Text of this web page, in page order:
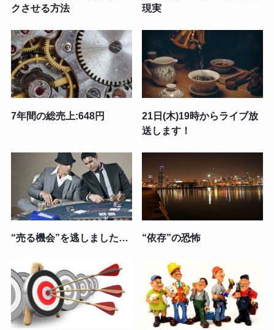
クさせる方法
現実
7年間の総売上:648円
21日(木)19時からライブ放
送します！
“売る機会”を逃しました… “依存”の恐怖